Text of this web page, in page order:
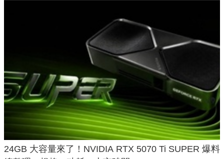
24GB 大容量來了！NVIDIA RTX 5070 Ti SUPER 爆料